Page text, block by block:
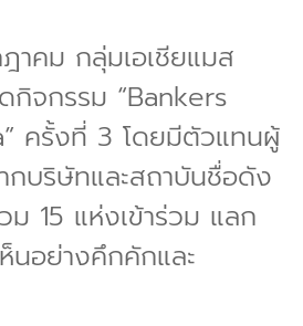
าคม กลุ่มเอเชียแมส
กิจกรรม “Bankers
ครั้งที่ 3 โดยมีตัวแทนผู้
กบริษัทและสถาบันชื่อดัง
ม 15 แห่งเข้าร่วม แลก
นอย่างคึกคักและ